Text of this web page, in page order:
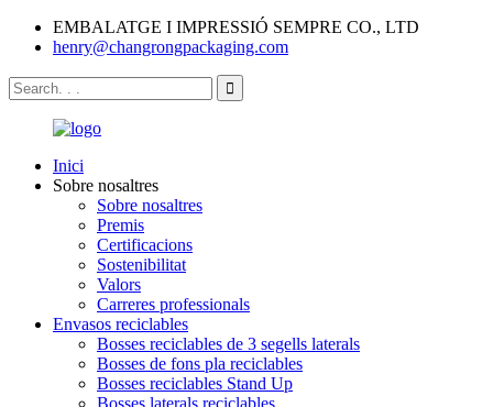
EMBALATGE I IMPRESSIÓ SEMPRE CO., LTD
henry@changrongpackaging.com
Inici
Sobre nosaltres
Sobre nosaltres
Premis
Certificacions
Sostenibilitat
Valors
Carreres professionals
Envasos reciclables
Bosses reciclables de 3 segells laterals
Bosses de fons pla reciclables
Bosses reciclables Stand Up
Bosses laterals reciclables